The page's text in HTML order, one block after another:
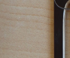
Путешествия
Строительство
Культура и